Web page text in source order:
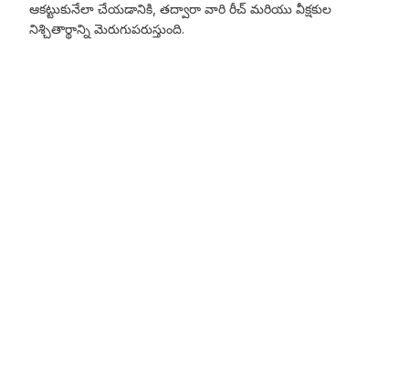
ఆకట్టుకునేలా చేయడానికి, తద్వారా వారి రీచ్ మరియు వీక్షకుల
నిశ్చితార్థాన్ని మెరుగుపరుస్తుంది.